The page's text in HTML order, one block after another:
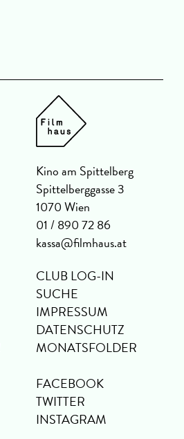
Kino am Spittelberg
Spittelberggasse 3
1070 Wien
01 / 890 72 86
kassa@filmhaus.at
CLUB LOG-IN
SUCHE
IMPRESSUM
DATENSCHUTZ
MONATSFOLDER
FACEBOOK
TWITTER
INSTAGRAM